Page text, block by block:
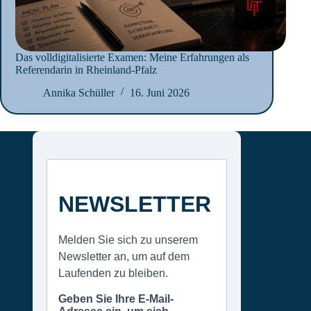
Das volldigitalisierte Examen: Meine Erfahrungen als
Referendarin in Rheinland-Pfalz
Annika Schüller
16. Juni 2026